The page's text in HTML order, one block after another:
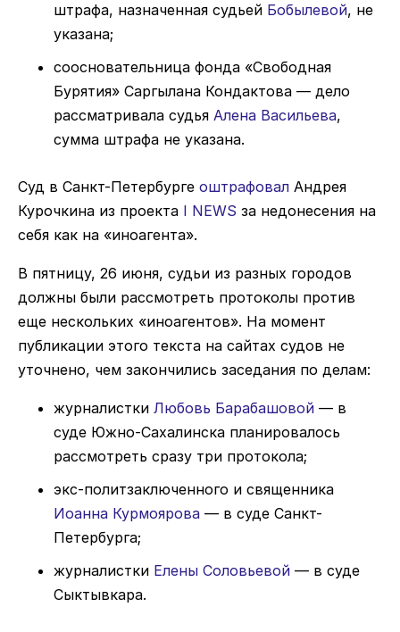
штрафа, назначенная судьей Бобылевой, не
указана;
соосновательница фонда «Свободная
Бурятия» Саргылана Кондактова — дело
рассматривала судья Алена Васильева,
сумма штрафа не указана.
Суд в Санкт-Петербурге оштрафовал Андрея
Курочкина из проекта I NEWS за недонесения на
себя как на «иноагента».
В пятницу, 26 июня, судьи из разных городов
должны были рассмотреть протоколы против
еще нескольких «иноагентов». На момент
публикации этого текста на сайтах судов не
уточнено, чем закончились заседания по делам:
журналистки Любовь Барабашовой — в
суде Южно-Сахалинска планировалось
рассмотреть сразу три протокола;
экс-политзаключенного и священника
Иоанна Курмоярова — в суде Санкт-
Петербурга;
журналистки Елены Соловьевой — в суде
Сыктывкара.